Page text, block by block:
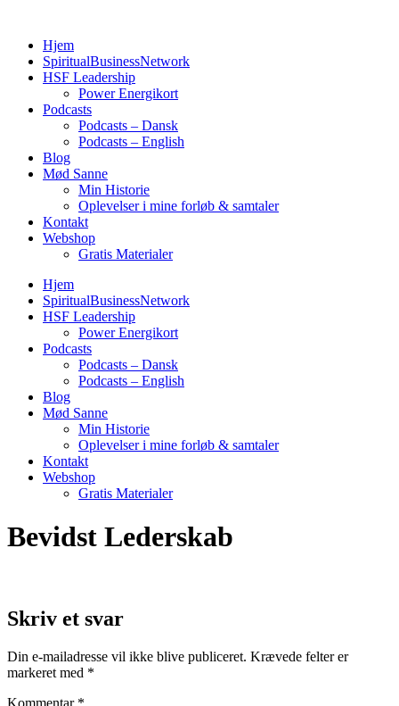
indholdHjem
SpiritualBusinessNetwork
HSF Leadership
Power Energikort
Podcasts
Podcasts – Dansk
Podcasts – English
Blog
Mød Sanne
Min Historie
Oplevelser i mine forløb & samtaler
Kontakt
Webshop
Gratis Materialer
Hjem
SpiritualBusinessNetwork
HSF Leadership
Power Energikort
Podcasts
Podcasts – Dansk
Podcasts – English
Blog
Mød Sanne
Min Historie
Oplevelser i mine forløb & samtaler
Kontakt
Webshop
Gratis Materialer
Bevidst Lederskab
Skriv et svar
Din e-mailadresse vil ikke blive publiceret. Krævede felter er
markeret med *
Kommentar *